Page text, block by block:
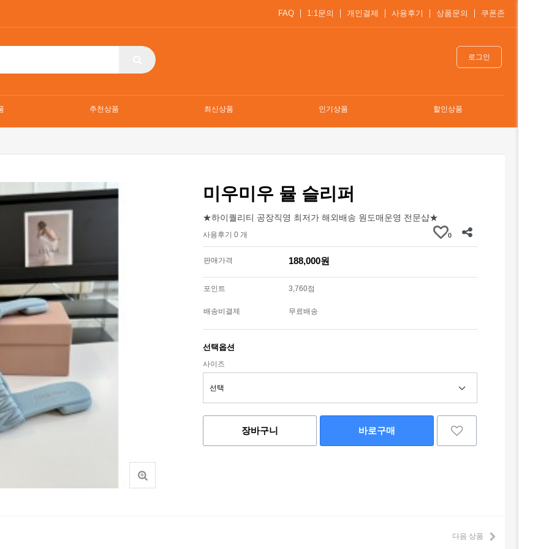
FAQ 1:1문의 개인결제 사용후기 상품문의 쿠폰존
로그인
추천상품 최신상품 인기상품 할인상품
미우미우 뮬 슬리퍼
★하이퀄리티 공장직영 최저가 해외배송 원도매운영 전문샵★
사용후기 0 개 0
판매가격 188,000원
포인트 3,760점
배송비결제 무료배송
선택옵션
사이즈
장바구니 바로구매
다음 상품